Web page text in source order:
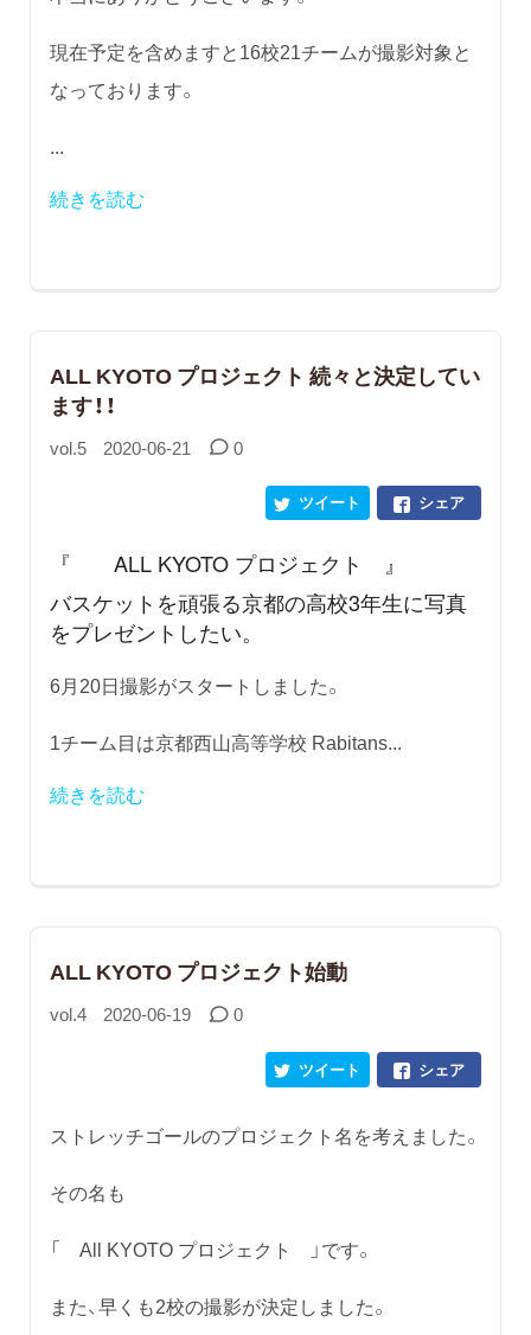
現在予定を含めますと16校21チームが撮影対象と
なっております。
...
続きを読む
ALL KYOTO プロジェクト 続々と決定してい
ます！！
vol.5 2020-06-21 0
シェア
ツイート
『 ALL KYOTO プロジェクト 』
バスケットを頑張る京都の高校3年生に写真
をプレゼントしたい。
6月20日撮影がスタートしました。
1チーム目は京都西山高等学校 Rabitans...
続きを読む
ALL KYOTO プロジェクト始動
vol.4 2020-06-19 0
シェア
ツイート
ストレッチゴールのプロジェクト名を考えました。
その名も
「 All KYOTO プロジェクト 」です。
また、早くも2校の撮影が決定しました。